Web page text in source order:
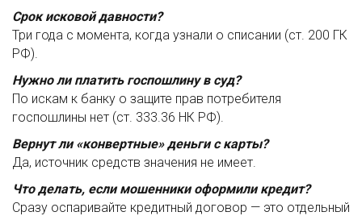
Срок исковой давности?
Три года с момента, когда узнали о списании (ст. 200 ГК
РФ).
Нужно ли платить госпошлину в суд?
По искам к банку о защите прав потребителя
госпошлины нет (ст. 333.36 НК РФ).
Вернут ли «конвертные» деньги с карты?
Да, источник средств значения не имеет.
Что делать, если мошенники оформили кредит?
Сразу оспаривайте кредитный договор — это отдельный